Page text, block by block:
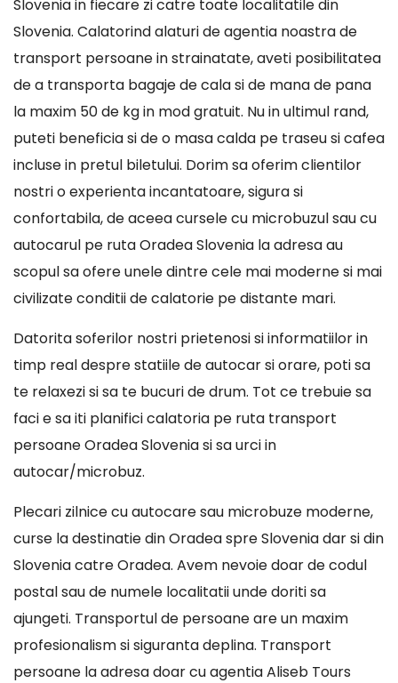
Slovenia in fiecare zi catre toate localitatile din
Slovenia. Calatorind alaturi de agentia noastra de
transport persoane in strainatate, aveti posibilitatea
de a transporta bagaje de cala si de mana de pana
la maxim 50 de kg in mod gratuit. Nu in ultimul rand,
puteti beneficia si de o masa calda pe traseu si cafea
incluse in pretul biletului. Dorim sa oferim clientilor
nostri o experienta incantatoare, sigura si
confortabila, de aceea cursele cu microbuzul sau cu
autocarul pe ruta Oradea Slovenia la adresa au
scopul sa ofere unele dintre cele mai moderne si mai
civilizate conditii de calatorie pe distante mari.
Datorita soferilor nostri prietenosi si informatiilor in
timp real despre statiile de autocar si orare, poti sa
te relaxezi si sa te bucuri de drum. Tot ce trebuie sa
faci e sa iti planifici calatoria pe ruta transport
persoane Oradea Slovenia si sa urci in
autocar/microbuz.
Plecari zilnice cu autocare sau microbuze moderne,
curse la destinatie din Oradea spre Slovenia dar si din
Slovenia catre Oradea. Avem nevoie doar de codul
postal sau de numele localitatii unde doriti sa
ajungeti. Transportul de persoane are un maxim
profesionalism si siguranta deplina. Transport
persoane la adresa doar cu agentia Aliseb Tours